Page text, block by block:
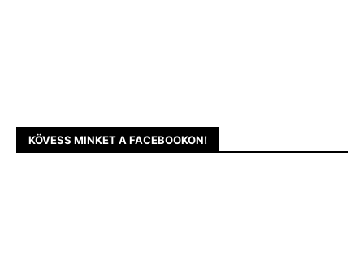
KÖVESS MINKET A FACEBOOKON!